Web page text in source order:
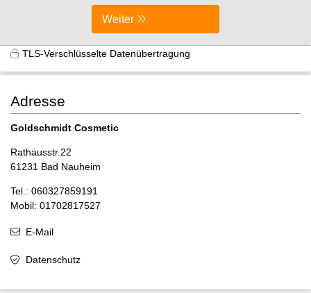
Weiter
TLS-Verschlüsselte Datenübertragung
Adresse
Goldschmidt Cosmetic
Rathausstr.22
61231 Bad Nauheim
Tel.: 060327859191
Mobil: 01702817527
E-Mail
Datenschutz